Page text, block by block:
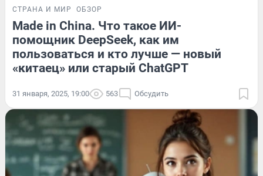
СТРАНА И МИР ОБЗОР
Made in China. Что такое ИИ-
помощник DeepSeek, как им
пользоваться и кто лучше — новый
«китаец» или старый ChatGPT
31 января, 2025, 19:00 563 Обсудить